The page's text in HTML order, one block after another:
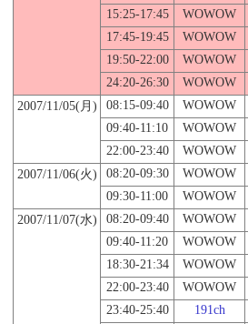
15:25-17:45
WOWOW
17:45-19:45
WOWOW
19:50-22:00
WOWOW
24:20-26:30
WOWOW
2007/11/05(月) 08:15-09:40 WOWOW
09:40-11:10
WOWOW
22:00-23:40
WOWOW
2007/11/06(火)
08:20-09:30 WOWOW
09:30-11:00
WOWOW
2007/11/07(水)
08:20-09:40 WOWOW
09:40-11:20
WOWOW
18:30-21:34
WOWOW
22:00-23:40
WOWOW
23:40-25:40
191ch